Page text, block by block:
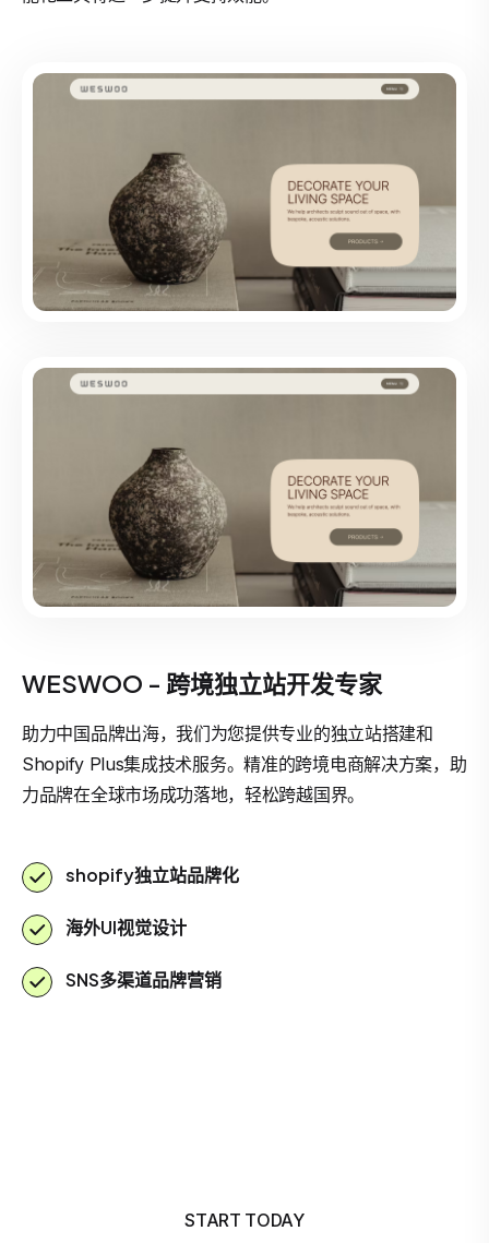
WESWOO - 跨境独立站开发专家
助力中国品牌出海，我们为您提供专业的独立站搭建和
Shopify Plus集成技术服务。精准的跨境电商解决方案，助
力品牌在全球市场成功落地，轻松跨越国界。
shopify独立站品牌化
海外UI视觉设计
SNS多渠道品牌营销
START TODAY